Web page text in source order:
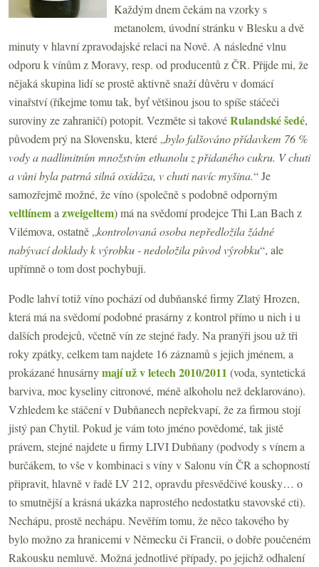
Každým dnem čekám na vzorky s
metanolem, úvodní stránku v Blesku a dvě
minuty v hlavní zpravodajské relaci na Nově. A následné vlnu
odporu k vínům z Moravy, resp. od producentů z ČR. Přijde mi, že
nějaká skupina lidí se prostě aktivně snaží důvěru v domácí
vinařství (říkejme tomu tak, byť většinou jsou to spíše stáčeči
suroviny ze zahraničí) potopit. Vezměte si takovéRulandské šedé,
původem prý na Slovensku, které „bylo falšováno přídavkem 76 %
vody a nadlimitním množstvím ethanolu z přidaného cukru. V chuti
a vůni byla patrná silná oxidáza, v chuti navíc myšina.“ Je
samozřejmě možné, že víno (společně s podobně odporným
veltlínema zweigeltem) má na svědomí prodejce Thi Lan Bach z
Vilémova, ostatně „kontrolovaná osoba nepředložila žádné
nabývací doklady k výrobku - nedoložila původ výrobku“, ale
upřímně o tom dost pochybuji.
Podle lahví totiž víno pochází od dubňanské firmy Zlatý Hrozen,
která má na svědomí podobné prasárny z kontrol přímo u nich i u
dalších prodejců, včetně vín ze stejné řady. Na pranýři jsou už tři
roky zpátky, celkem tam najdete 16 záznamů s jejich jménem, a
prokázané hnusárnymají už v letech 2010/2011 (voda, syntetická
barviva, moc kyseliny citronové, méně alkoholu než deklarováno).
Vzhledem ke stáčení v Dubňanech nepřekvapí, že za firmou stojí
jistý pan Chytil. Pokud je vám toto jméno povědomé, tak jistě
právem, stejné najdete u firmy LIVI Dubňany (podvody s vínem a
burčákem, to vše v kombinaci s víny v Salonu vín ČR a schopností
připravit, hlavně v řadě LV 212, opravdu přesvědčivé kousky… o
to smutnější a krásná ukázka naprostého nedostatku stavovské cti).
Nechápu, prostě nechápu. Nevěřím tomu, že něco takového by
bylo možno za hranicemi v Německu či Francii, o dobře poučeném
Rakousku nemluvě. Možná jednotlivé případy, po jejichž odhalení